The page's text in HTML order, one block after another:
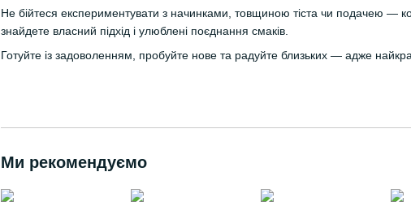
Не бійтеся експериментувати з начинками, товщиною тіста чи подачею —
знайдете власний підхід і улюблені поєднання смаків.
Готуйте із задоволенням, пробуйте нове та радуйте близьких — адже
Ми рекомендуємо